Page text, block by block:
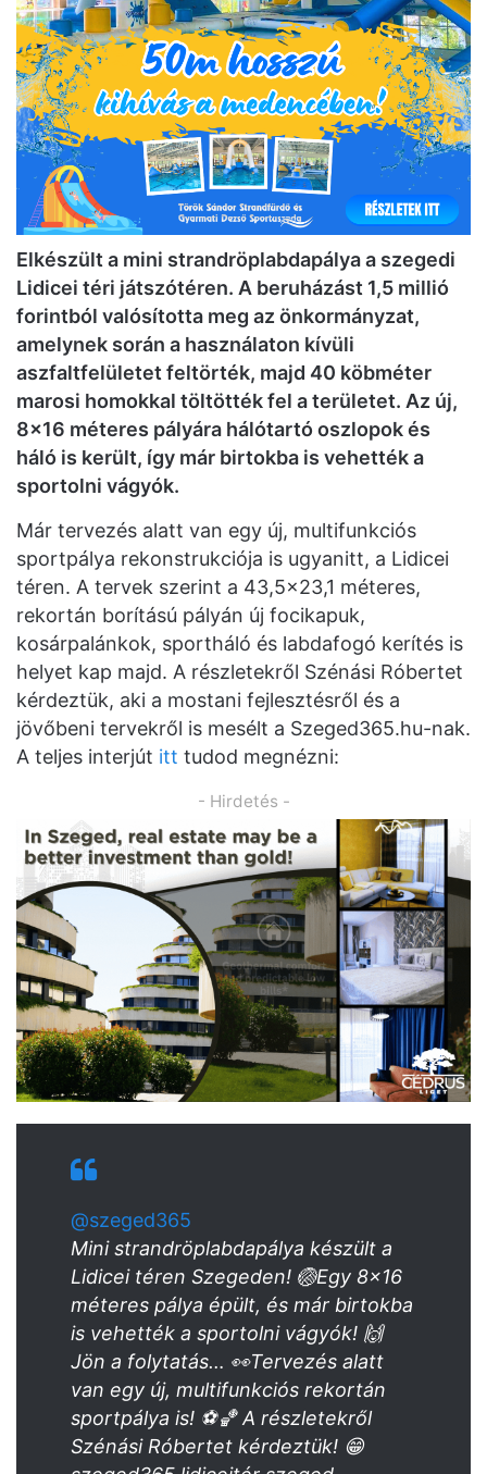
Elkészült a mini strandröplabdapálya a szegedi
Lidicei téri játszótéren. A beruházást 1,5 millió
forintból valósította meg az önkormányzat,
amelynek során a használaton kívüli
aszfaltfelületet feltörték, majd 40 köbméter
marosi homokkal töltötték fel a területet. Az új,
8×16 méteres pályára hálótartó oszlopok és
háló is került, így már birtokba is vehették a
sportolni vágyók.
Már tervezés alatt van egy új, multifunkciós
sportpálya rekonstrukciója is ugyanitt, a Lidicei
téren. A tervek szerint a 43,5×23,1 méteres,
rekortán borítású pályán új focikapuk,
kosárpalánkok, sportháló és labdafogó kerítés is
helyet kap majd. A részletekről Szénási Róbertet
kérdeztük, aki a mostani fejlesztésről és a
jövőbeni tervekről is mesélt a Szeged365.hu-nak.
A teljes interjút itt tudod megnézni:
- Hirdetés -
@szeged365
Mini strandröplabdapálya készült a
Lidicei téren Szegeden! 🏐Egy 8×16
méteres pálya épült, és már birtokba
is vehették a sportolni vágyók! 🙌
Jön a folytatás… 👀Tervezés alatt
van egy új, multifunkciós rekortán
sportpálya is! ⚽🏀 A részletekről
Szénási Róbertet kérdeztük! 😁